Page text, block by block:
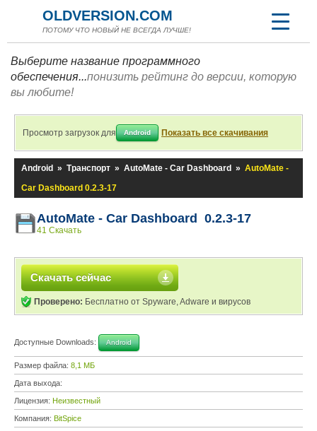
OLDVERSION.COM
ПОТОМУ ЧТО НОВЫЙ НЕ ВСЕГДА ЛУЧШЕ!
Выберите название программного
обеспечения...понизить рейтинг до версии, которую
вы любите!
Просмотр загрузок для Android Показать все скачивания
Android » Транспорт » AutoMate - Car Dashboard » AutoMate -
Car Dashboard 0.2.3-17
AutoMate - Car Dashboard 0.2.3-17
41 Скачать
Скачать сейчас
Проверено: Бесплатно от Spyware, Adware и вирусов
Доступные Downloads: Android
Размер файла: 8,1 МБ
Дата выхода:
Лицензия: Неизвестный
Компания: BitSpice